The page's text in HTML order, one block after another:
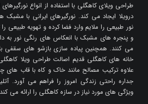
طراحی ویلای کاهگلی با استفاده از انواع
درویلا ایجاد می کند. نورگیرهای ایرانی با
نور طبیعی را ملایم وارد فضا کرده و تهویه طبیعی
و پنجره های مشبک با انعکاس های رنگی نور به
می کنند. همچنین پیاده سازی بازشو های سقفی
خانه های کاهگلی قدیم اصالت طراحی ویلا
علاوه ترکیب مصالح مانند خاک و کاه با قاب
جداره راحتی زندگی امروز را فراهم می آورد.
ویژگی های مورد نیاز در سازه کاهگلی را ارائه می